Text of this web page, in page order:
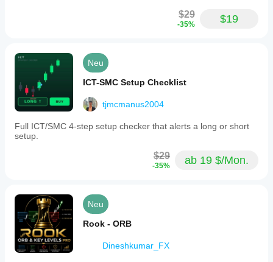
$29
-35% $19
Neu
ICT-SMC Setup Checklist
tjmcmanus2004
Full ICT/SMC 4-step setup checker that alerts a long or short
setup.
$29
-35% ab 19 $/Mon.
Neu
Rook - ORB
Dineshkumar_FX